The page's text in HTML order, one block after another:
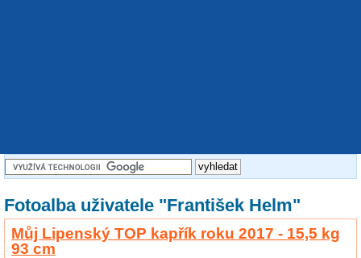
Fotoalba uživatele "František Helm"
Můj Lipenský TOP kapřík roku 2017 - 15,5 kg
93 cm